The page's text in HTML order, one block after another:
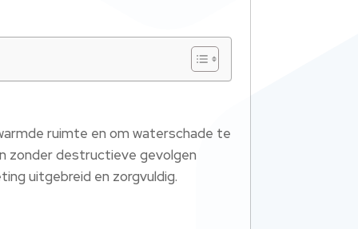
ruimte en om waterschade te
zonder destructieve gevolgen
uitgebreid en zorgvuldig.